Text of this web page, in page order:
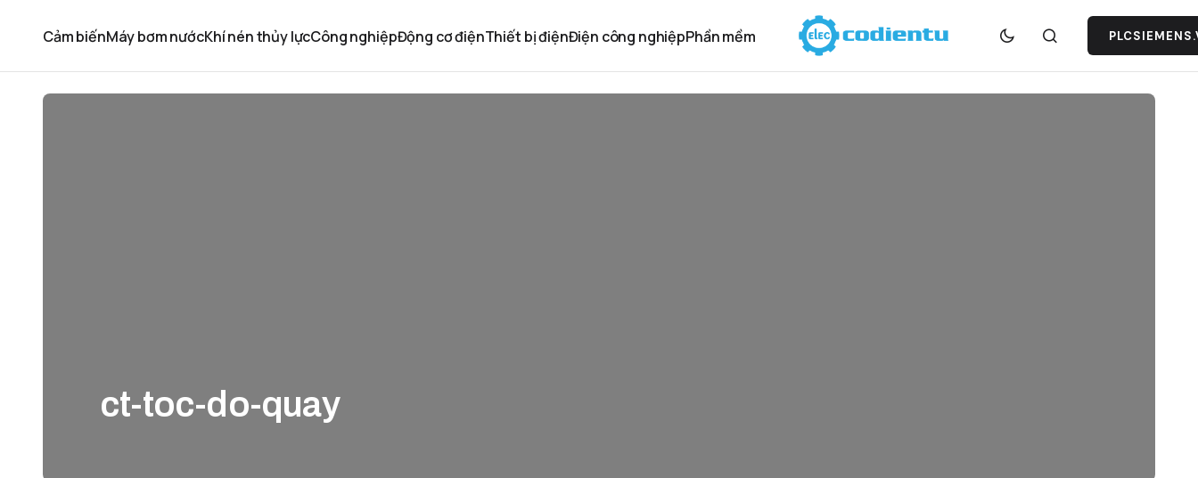
Cảm biếnMáy bơm nướcKhí nén thủy lựcCông nghiệpĐộng cơ điệnThiết bị điệnĐiện công nghiệpPhần mềm
ct-toc-do-quay